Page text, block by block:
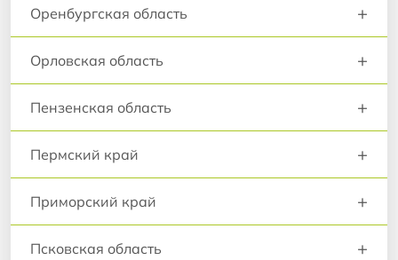
Оренбургская область +
Орловская область +
Пензенская область +
Пермский край +
Приморский край +
Псковская область +